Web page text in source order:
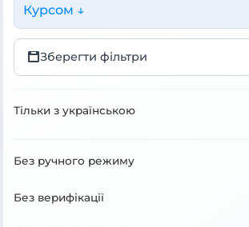
Курсом ↓
Зберегти фільтри
Тільки з українською
Без ручного режиму
Без верифікації